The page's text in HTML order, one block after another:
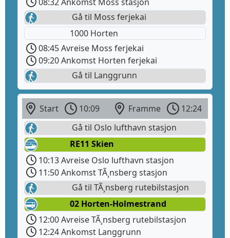
Gå til Moss ferjekai
1000 Horten
08:45 Avreise Moss ferjekai
09:20 Ankomst Horten ferjekai
Gå til Langgrunn
Start 10:09 Framme
12:24
Gå til Oslo lufthavn stasjon
RE11 Skien
10:13 Avreise Oslo lufthavn stasjon
11:50 Ankomst TÃ¸nsberg stasjon
Gå til TÃ¸nsberg rutebilstasjon
02 Horten-Holmestrand
12:00 Avreise TÃ¸nsberg rutebilstasjon
12:24 Ankomst Langgrunn